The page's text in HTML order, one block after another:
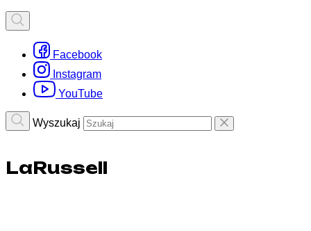
Facebook
Instagram
YouTube
Wyszukaj
LaRussell